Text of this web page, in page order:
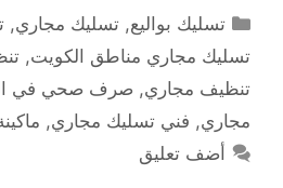
التصنيفات
تسليك بواليع,تسليك مجاري,
تسليك مجاري مناطق الكويت,
تنظيف مجاري, صرف صحي في
مجاري, فني تسليك مجاري,
أضف تعليق